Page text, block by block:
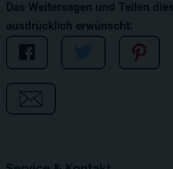
Das Weitersagen und Teilen
ausdrücklich erwünscht: